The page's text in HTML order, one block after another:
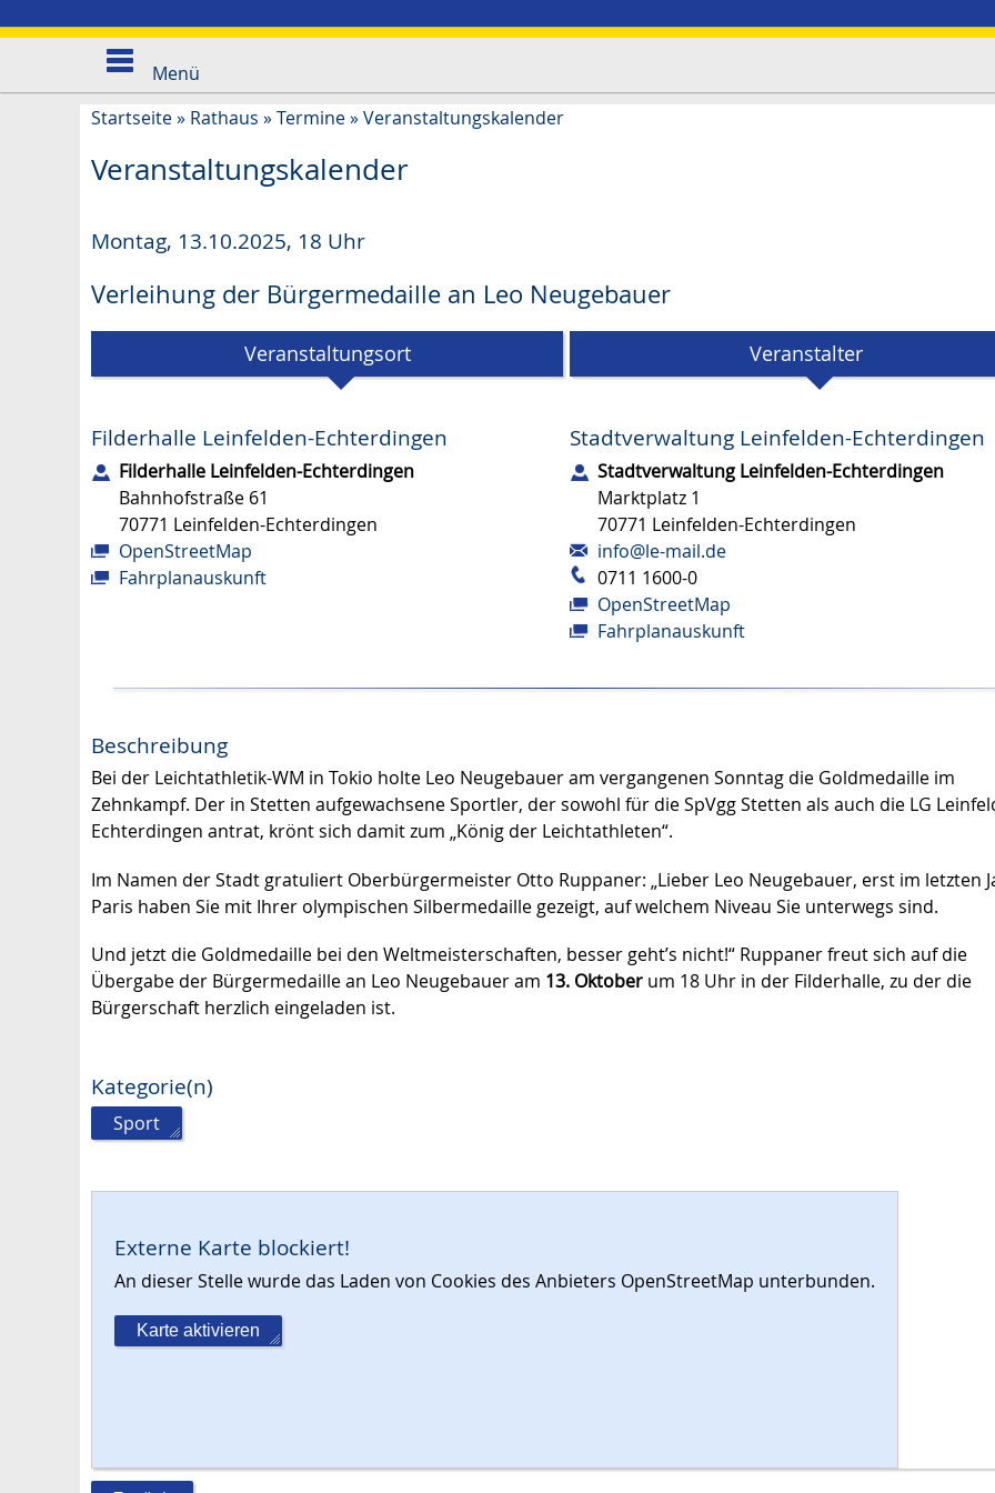
Menü
Startseite» Rathaus »Termine»Veranstaltungskalender
Veranstaltungskalender
Montag, 13.10.2025, 18 Uhr
Verleihung der Bürgermedaille an Leo Neugebauer
Veranstaltungsort
Filderhalle Leinfelden-Echterdingen
Filderhalle Leinfelden-Echterdingen
Bahnhofstraße 61
70771 Leinfelden-Echterdingen
OpenStreetMap
Fahrplanauskunft
Veranstalter
Stadtverwaltung Leinfelden-Echterdingen
Stadtverwaltung Leinfelden-Echterdingen
Marktplatz 1
70771 Leinfelden-Echterdingen
info@le-mail.de
0711 1600-0
OpenStreetMap
Fahrplanauskunft
Beschreibung
Bei der Leichtathletik-WM in Tokio holte Leo Neugebauer am vergangenen Sonntag die Goldmedaille im
Zehnkampf. Der in Stetten aufgewachsene Sportler, der sowohl für die SpVgg Stetten als auch die LG
Echterdingen antrat, krönt sich damit zum „König der Leichtathleten“.
Im Namen der Stadt gratuliert Oberbürgermeister Otto Ruppaner: „Lieber Leo Neugebauer, erst im letzten
Paris haben Sie mit Ihrer olympischen Silbermedaille gezeigt, auf welchem Niveau Sie unterwegs sind.
Und jetzt die Goldmedaille bei den Weltmeisterschaften, besser geht’s nicht!“ Ruppaner freut sich auf die
Übergabe der Bürgermedaille an Leo Neugebauer am 13. Oktober um 18 Uhr in der Filderhalle, zu der die
Bürgerschaft herzlich eingeladen ist.
Kategorie(n)
Sport
Externe Karte blockiert!
An dieser Stelle wurde das Laden von Cookies des Anbieters OpenStreetMap unterbunden.
Karte aktivieren